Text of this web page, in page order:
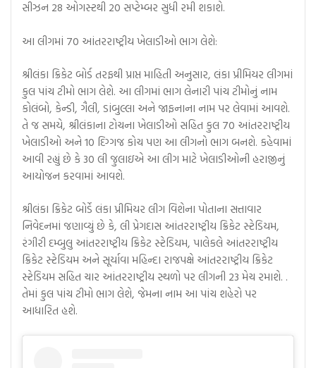
સીઝન 28 ઓગસ્ટથી 20 સપ્ટેમ્બર સુધી રમી શકાશે.
આ લીગમાં 70 આંતરરાષ્ટ્રીય ખેલાડીઓ ભાગ લેશે:
શ્રીલંકા ક્રિકેટ બોર્ડ તરફથી પ્રાપ્ત માહિતી અનુસાર, લંકા પ્રીમિયર લીગમાં
કુલ પાંચ ટીમો ભાગ લેશે. આ લીગમાં ભાગ લેનારી પાંચ ટીમોનું નામ
કોલંબો, કેન્ડી, ગૈલી, ડાંબુલ્લા અને જાફનાના નામ પર લેવામાં આવશે.
તે જ સમયે, શ્રીલંકાના ટોચના ખેલાડીઓ સહિત કુલ 70 આંતરરાષ્ટ્રીય
ખેલાડીઓ અને 10 દિગ્ગજ કોચ પણ આ લીગનો ભાગ બનશે. કહેવામાં
આવી રહ્યું છે કે 30 લી જુલાઇએ આ લીગ માટે ખેલાડીઓની હરાજીનું
આયોજન કરવામાં આવશે.
શ્રીલંકા ક્રિકેટ બોર્ડે લંકા પ્રીમિયર લીગ વિશેના પોતાના સત્તાવાર
નિવેદનમાં જણાવ્યું છે કે, લી પ્રેગદાસ આંતરરાષ્ટ્રીય ક્રિકેટ સ્ટેડિયમ,
રંગીરી દમ્બુલુ આંતરરાષ્ટ્રીય ક્રિકેટ સ્ટેડિયમ, પાલેકલે આંતરરાષ્ટ્રીય
ક્રિકેટ સ્ટેડિયમ અને સૂર્યાવા મહિન્દા રાજપક્ષે આંતરરાષ્ટ્રીય ક્રિકેટ
સ્ટેડિયમ સહિત ચાર આંતરરાષ્ટ્રીય સ્થળો પર લીગની 23 મેચ રમાશે. .
તેમાં કુલ પાંચ ટીમો ભાગ લેશે, જેમના નામ આ પાંચ શહેરો પર
આધારિત હશે.